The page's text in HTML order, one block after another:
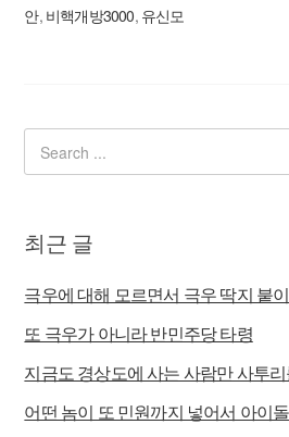
안, 비핵개방3000, 유신모
최근 글
극우에 대해 모르면서 극우 딱지 붙
또 극우가 아니라 반민주당 타령
지금도 경상도에 사는 사람만 사투
어떤 놈이 또 민원까지 넣어서 아이